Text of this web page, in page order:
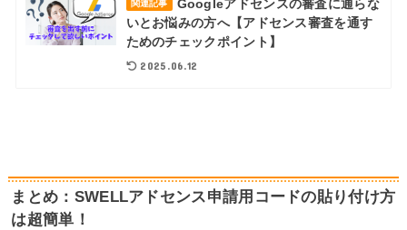
関連記事
Googleアドセンスの審査に通らな
いとお悩みの方へ【アドセンス審査を通す
ためのチェックポイント】
2025.06.12
まとめ：SWELLアドセンス申請用コードの貼り付け方
は超簡単！